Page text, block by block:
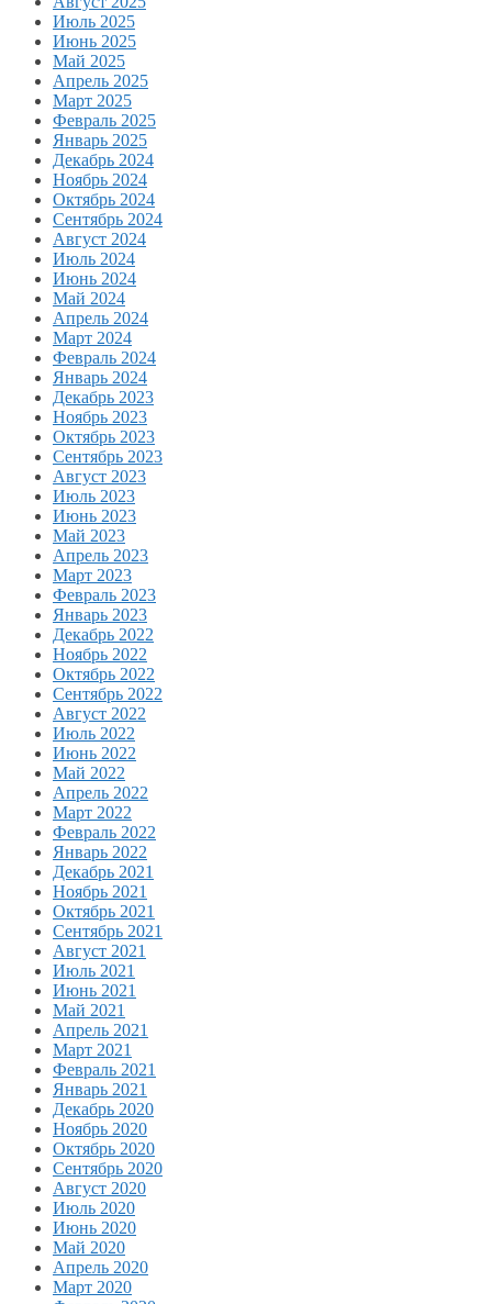
Июль 2025
Июнь 2025
Май 2025
Апрель 2025
Март 2025
Февраль 2025
Январь 2025
Декабрь 2024
Ноябрь 2024
Октябрь 2024
Сентябрь 2024
Август 2024
Июль 2024
Июнь 2024
Май 2024
Апрель 2024
Март 2024
Февраль 2024
Январь 2024
Декабрь 2023
Ноябрь 2023
Октябрь 2023
Сентябрь 2023
Август 2023
Июль 2023
Июнь 2023
Май 2023
Апрель 2023
Март 2023
Февраль 2023
Январь 2023
Декабрь 2022
Ноябрь 2022
Октябрь 2022
Сентябрь 2022
Август 2022
Июль 2022
Июнь 2022
Май 2022
Апрель 2022
Март 2022
Февраль 2022
Январь 2022
Декабрь 2021
Ноябрь 2021
Октябрь 2021
Сентябрь 2021
Август 2021
Июль 2021
Июнь 2021
Май 2021
Апрель 2021
Март 2021
Февраль 2021
Январь 2021
Декабрь 2020
Ноябрь 2020
Октябрь 2020
Сентябрь 2020
Август 2020
Июль 2020
Июнь 2020
Май 2020
Апрель 2020
Март 2020